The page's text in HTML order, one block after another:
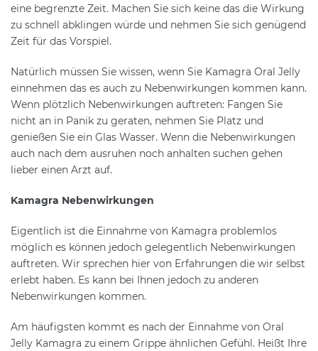
eine begrenzte Zeit. Machen Sie sich keine das die Wirkung
zu schnell abklingen würde und nehmen Sie sich genügend
Zeit für das Vorspiel.
Natürlich müssen Sie wissen, wenn Sie Kamagra Oral Jelly
einnehmen das es auch zu Nebenwirkungen kommen kann.
Wenn plötzlich Nebenwirkungen auftreten: Fangen Sie
nicht an in Panik zu geraten, nehmen Sie Platz und
genießen Sie ein Glas Wasser. Wenn die Nebenwirkungen
auch nach dem ausruhen noch anhalten suchen gehen
lieber einen Arzt auf.
Kamagra Nebenwirkungen
Eigentlich ist die Einnahme von Kamagra problemlos
möglich es können jedoch gelegentlich Nebenwirkungen
auftreten. Wir sprechen hier von Erfahrungen die wir selbst
erlebt haben. Es kann bei Ihnen jedoch zu anderen
Nebenwirkungen kommen.
Am häufigsten kommt es nach der Einnahme von Oral
Jelly Kamagra zu einem Grippe ähnlichen Gefühl. Heißt Ihre